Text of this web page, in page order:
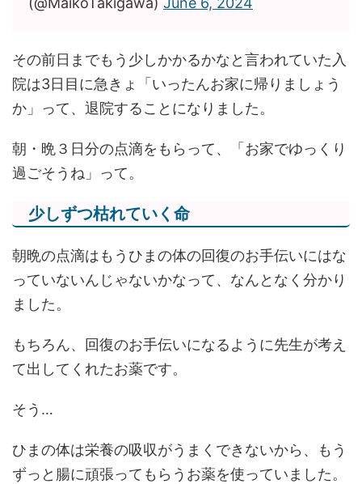
その前日までもう少しかかるかなと言われていた入
院は3日目に急きょ「いったんお家に帰りましょう
か」って、退院することになりました。
朝・晩３日分の点滴をもらって、「お家でゆっくり
過ごそうね」って。
少しずつ枯れていく命
朝晩の点滴はもうひまの体の回復のお手伝いにはな
っていないんじゃないかなって、なんとなく分かり
ました。
もちろん、回復のお手伝いになるように先生が考え
て出してくれたお薬です。
そう…
ひまの体は栄養の吸収がうまくできないから、もう
ずっと腸に頑張ってもらうお薬を使っていました。